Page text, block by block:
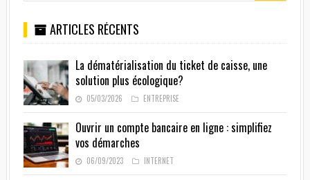
ARTICLES RÉCENTS
La dématérialisation du ticket de caisse, une
solution plus écologique?
05/03/2026 ENTREPRISE
Ouvrir un compte bancaire en ligne : simplifiez
vos démarches
06/09/2023 INTERNET